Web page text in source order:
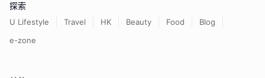
探索
U Lifestyle Travel HK Beauty Food
Blog
e-zone